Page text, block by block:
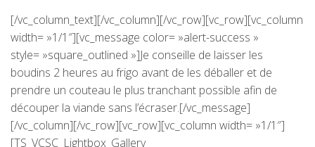
[/vc_column_text][/vc_column][/vc_row][vc_row][vc_column
width= »1/1″][vc_message color= »alert-success »
style= »square_outlined »]Je conseille de laisser les
boudins 2 heures au frigo avant de les déballer et de
prendre un couteau le plus tranchant possible afin de
découper la viande sans l’écraser.[/vc_message]
[/vc_column][/vc_row][vc_row][vc_column width= »1/1″]
[TS_VCSC_Lightbox_Gallery